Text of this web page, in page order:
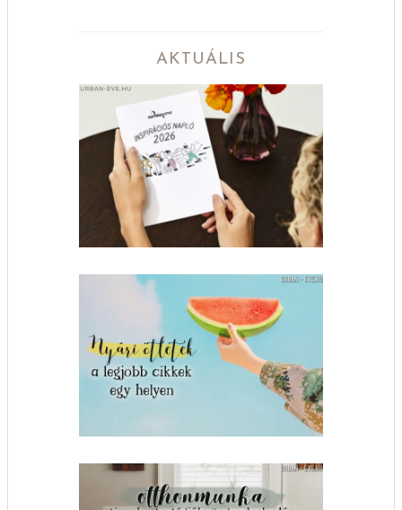
AKTUÁLIS